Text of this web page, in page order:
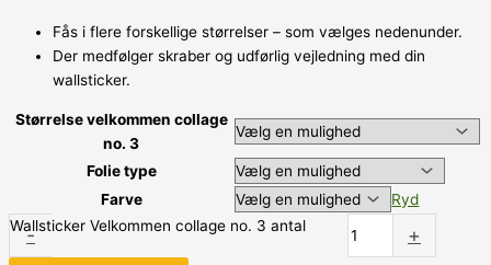
Fås i flere forskellige størrelser – som vælges nedenunder.
Der medfølger skraber og udførlig vejledning med din
wallsticker.
Størrelse velkommen collage
no. 3
Folie type
Farve
Ryd
-
Wallsticker Velkommen collage no. 3 antal +